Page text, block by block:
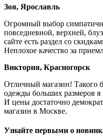
Зоя, Ярославль
Огромный выбор
повседневной, верхней,
сайте есть раздел со
Неплохое качество за
Виктория, Красногорск
Отличный магазин! Такого
одежды больших размеров
И цены достаточно
магазин в Москве.
Узнайте первыми о